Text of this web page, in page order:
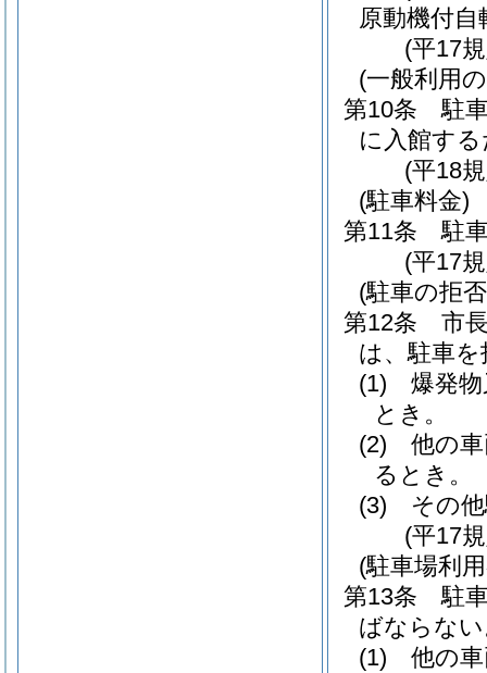
原動機付
(平17
(一般利用
第10条
駐
に入館す
(平18
(駐車料金)
第11条
駐
(平17
(駐車の拒
第12条
市
は、駐車
(1)
爆発
とき。
(2)
他の
るとき。
(3)
その
(平17
(駐車場利
第13条
駐
ばならな
(1)
他の